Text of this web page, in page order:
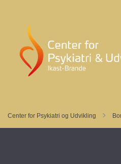
Center for Psykiatri og Udvikling